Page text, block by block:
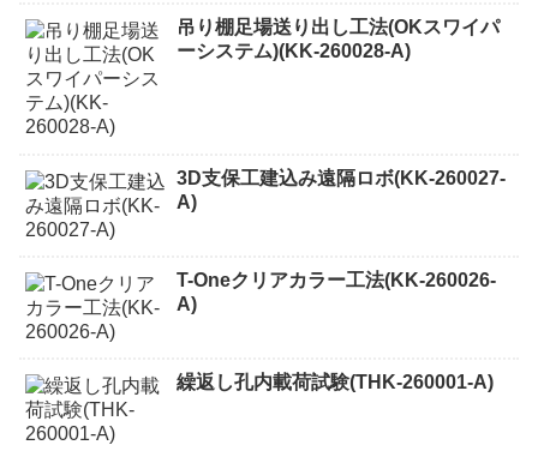
吊り棚足場送り出し工法(OKスワイパ
ーシステム)(KK-260028-A)
3D支保工建込み遠隔ロボ(KK-260027-
A)
T-Oneクリアカラー工法(KK-260026-
A)
繰返し孔内載荷試験(THK-260001-A)